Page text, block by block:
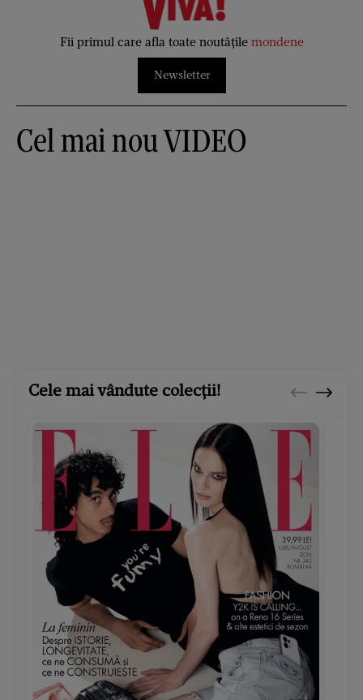
Fii primul care afla toate noutățile mondene
Newsletter
Cel mai nou VIDEO
Cele mai vândute colecții!